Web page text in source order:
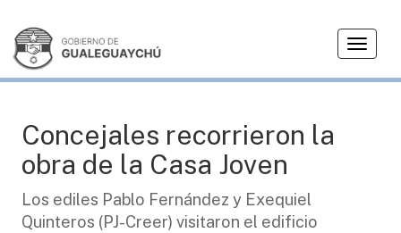
T
g
CIUDAD
Concejales recorrieron la
obra de la Casa Joven
Los ediles Pablo Fernández y Exequiel
Quinteros (PJ-Creer) visitaron el edificio